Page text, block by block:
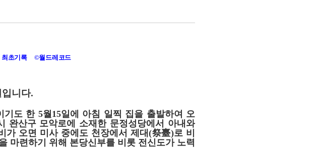
최초기록 ©월드레코드
니다.
기도 한 5월15일에 아침 일찍 집을 출발하여 오
완산구 모악로에 소재한 문정성당에서 아내와
가 오면 미사 중에도 천장에서 제대(祭臺)로 비
마련하기 위해 본당신부를 비롯 전신도가 노력